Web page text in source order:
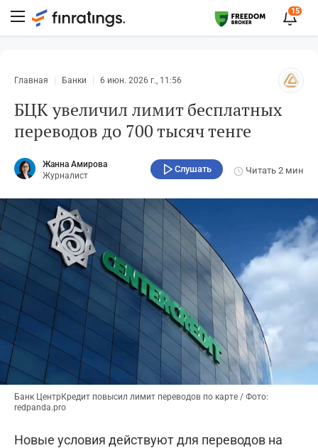
15
Главная Банки 6 июн. 2026 г., 11:56
БЦК увеличил лимит бесплатных
переводов до 700 тысяч тенге
Жанна Амирова
Журналист
Слушать Читать 2 мин
Банк ЦентрКредит повысил лимит переводов по карте / Фото:
redpanda.pro
Новые условия действуют для переводов на